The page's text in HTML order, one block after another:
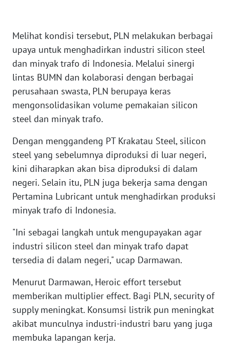
Melihat kondisi tersebut, PLN melakukan berbagai
upaya untuk menghadirkan industri silicon steel
dan minyak trafo di Indonesia. Melalui sinergi
lintas BUMN dan kolaborasi dengan berbagai
perusahaan swasta, PLN berupaya keras
mengonsolidasikan volume pemakaian silicon
steel dan minyak trafo.
Dengan menggandeng PT Krakatau Steel, silicon
steel yang sebelumnya diproduksi di luar negeri,
kini diharapkan akan bisa diproduksi di dalam
negeri. Selain itu, PLN juga bekerja sama dengan
Pertamina Lubricant untuk menghadirkan produksi
minyak trafo di Indonesia.
"Ini sebagai langkah untuk mengupayakan agar
industri silicon steel dan minyak trafo dapat
tersedia di dalam negeri," ucap Darmawan.
Menurut Darmawan, Heroic effort tersebut
memberikan multiplier effect. Bagi PLN, security of
supply meningkat. Konsumsi listrik pun meningkat
akibat munculnya industri-industri baru yang juga
membuka lapangan kerja.
KALSEL
WN
KALTIM
WN
WN
GORONTALO
WN
SULUT
WN
MALUKU
MALUT
WN
DAIRI